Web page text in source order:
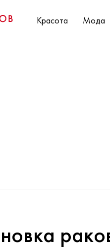
Красота Мода